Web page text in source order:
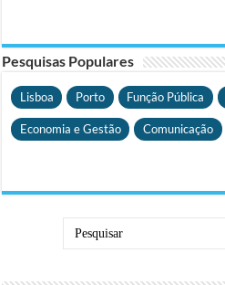
Pesquisas Populares
Lisboa Porto Função Pública
Economia e Gestão Comunicação